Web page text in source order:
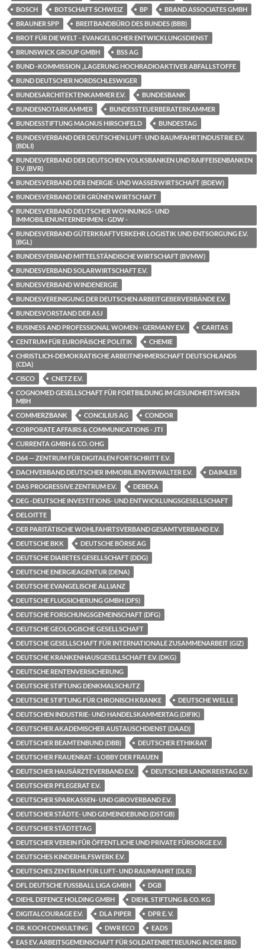
BOSCH
BOTSCHAFT SCHWEIZ BP
BRAND ASSOCIATES GMBH
BRAUNER SPP
BREITBANDBÜRO DES BUNDES (BBB)
BROT FÜR DIE WELT - EVANGELISCHER ENTWICKLUNGSDIENST
BRUNSWICK GROUP GMBH
BSS AG
BUND -KOMMISSION „LAGERUNG HOCHRADIOAKTIVER ABFALLSTOFFE
BUND DEUTSCHER NORDSCHLESWIGER
BUNDESARCHITEKTENKAMMER E.V.
BUNDESBANK
BUNDESNOTARKAMMER
BUNDESSTEUERBERATERKAMMER
BUNDESSTIFTUNG MAGNUS HIRSCHFELD
BUNDESTAG
BUNDESVERBAND DER DEUTSCHEN LUFT- UND RAUMFAHRTINDUSTRIE E.V.
(BDLI)
BUNDESVERBAND DER DEUTSCHEN VOLKSBANKEN UND RAIFFEISENBANKEN
E.V. (BVR)
BUNDESVERBAND DER ENERGIE- UND WASSERWIRTSCHAFT (BDEW)
BUNDESVERBAND DER GRÜNEN WIRTSCHAFT
BUNDESVERBAND DEUTSCHER WOHNUNGS- UND
IMMOBILIENUNTERNEHMEN - GDW -
BUNDESVERBAND GÜTERKRAFTVERKEHR LOGISTIK UND ENTSORGUNG E.V.
(BGL)
BUNDESVERBAND MITTELSTÄNDISCHE WIRTSCHAFT (BVMW)
BUNDESVERBAND SOLARWIRTSCHAFT E.V.
BUNDESVERBAND WINDENERGIE
BUNDESVEREINIGUNG DER DEUTSCHEN ARBEITGEBERVERBÄNDE E.V.
BUNDESVORSTAND DER ASJ
BUSINESS AND PROFESSIONAL WOMEN - GERMANY E.V.
CARITAS
CENTRUM FÜR EUROPÄISCHE POLITIK
CHEMIE
CHRISTLICH-DEMOKRATISCHE ARBEITNEHMERSCHAFT DEUTSCHLANDS
(CDA)
CISCO
CNETZ E.V.
COGNOMED GESELLSCHAFT FÜR FORTBILDUNG IM GESUNDHEITSWESEN
MBH
COMMERZBANK
CONCILIUS AG
CONDOR
CORPORATE AFFAIRS & COMMUNICATIONS - JTI
CURRENTA GMBH & CO. OHG
D64 — ZENTRUM FÜR DIGITALEN FORTSCHRITT E.V.
DACHVERBAND DEUTSCHER IMMOBILIENVERWALTER E.V.
DAIMLER
DAS PROGRESSIVE ZENTRUM E.V.
DEBEKA
DEG -DEUTSCHE INVESTITIONS- UND ENTWICKLUNGSGESELLSCHAFT
DELOITTE
DER PARITÄTISCHE WOHLFAHRTSVERBAND GESAMTVERBAND E.V.
DEUTSCHE BKK
DEUTSCHE BÖRSE AG
DEUTSCHE DIABETES GESELLSCHAFT (DDG)
DEUTSCHE ENERGIEAGENTUR (DENA)
DEUTSCHE EVANGELISCHE ALLIANZ
DEUTSCHE FLUGSICHERUNG GMBH (DFS)
DEUTSCHE FORSCHUNGSGEMEINSCHAFT (DFG)
DEUTSCHE GEOLOGISCHE GESELLSCHAFT
DEUTSCHE GESELLSCHAFT FÜR INTERNATIONALE ZUSAMMENARBEIT (GIZ)
DEUTSCHE KRANKENHAUSGESELLSCHAFT E.V. (DKG)
DEUTSCHE RENTENVERSICHERUNG
DEUTSCHE STIFTUNG DENKMALSCHUTZ
DEUTSCHE STIFTUNG FÜR CHRONISCH KRANKE
DEUTSCHE WELLE
DEUTSCHEN INDUSTRIE- UND HANDELSKAMMERTAG (DIFIK)
DEUTSCHER AKADEMISCHER AUSTAUSCHDIENST (DAAD)
DEUTSCHER BEAMTENBUND (DBB)
DEUTSCHER ETHIKRAT
DEUTSCHER FRAUENRAT - LOBBY DER FRAUEN
DEUTSCHER HAUSÄRZTEVERBAND E.V.
DEUTSCHER LANDKREISTAG E.V.
DEUTSCHER PFLEGERAT E.V.
DEUTSCHER SPARKASSEN- UND GIROVERBAND E.V.
DEUTSCHER STÄDTE- UND GEMEINDEBUND (DSTGB)
DEUTSCHER STÄDTETAG
DEUTSCHER VEREIN FÜR ÖFFENTLICHE UND PRIVATE FÜRSORGE E.V.
DEUTSCHES KINDERHILFSWERK E.V.
DEUTSCHES ZENTRUM FÜR LUFT- UND RAUMFAHRT (DLR)
DFL DEUTSCHE FUSSBALL LIGA GMBH
DGB
DIEHL DEFENCE HOLDING GMBH
DIEHL STIFTUNG & CO. KG
DIGITALCOURAGE E.V.
DLA PIPER
DPR E. V.
DR. KOCH CONSULTING
DWR ECO
EADS
EAS EV. ARBEITSGEMEINSCHAFT FÜR SOLDATENBETREUUNG IN DER BRD